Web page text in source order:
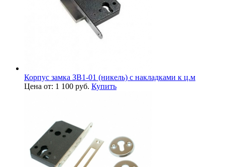
Корпус замка ЗВ1-01 (никель) с накладками к ц.м
Цена от: 1 100 руб. Купить